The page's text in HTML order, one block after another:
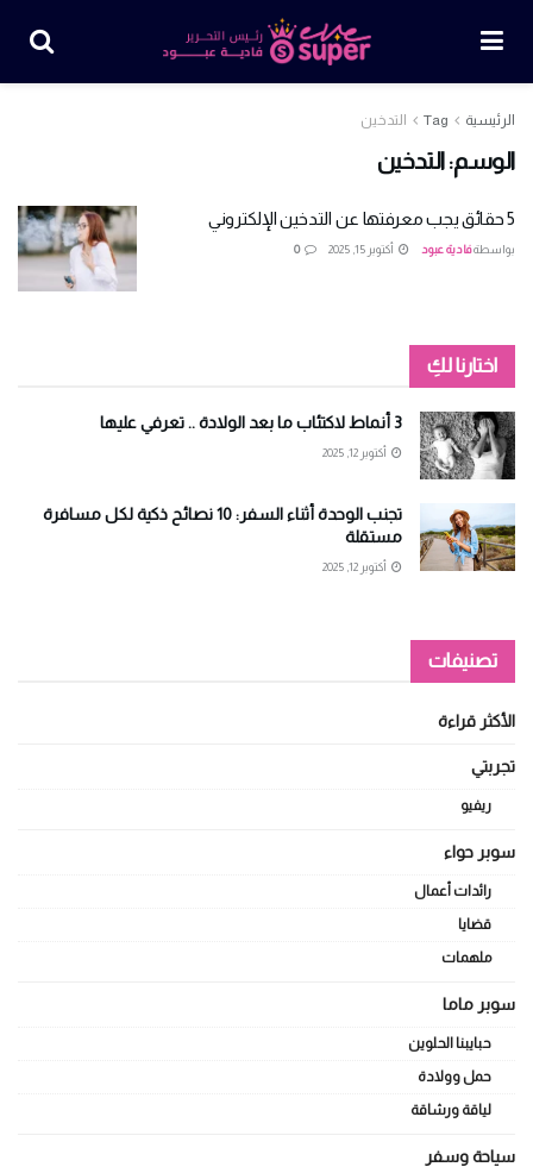
الرئيسية Tag التدخين
الوسم:التدخين
5 حقائق يجب معرفتها عن التدخين الإلكتروني
بواسطةفادية عبود أكتوبر 15, 2025 0
اختارنا لكِ
3 أنماط لاكتئاب ما بعد الولادة .. تعرفي عليها
أكتوبر 12, 2025
تجنب الوحدة أثناء السفر: 10 نصائح ذكية لكل مسافرة
مستقلة
أكتوبر 12, 2025
تصنيفات
الأكثر قراءة
تجربتي
ريفيو
سوبر حواء
رائدات أعمال
قضايا
ملهمات
سوبر ماما
حبايبنا الحلوين
حمل وولادة
لياقة ورشاقة
سياحة وسفر